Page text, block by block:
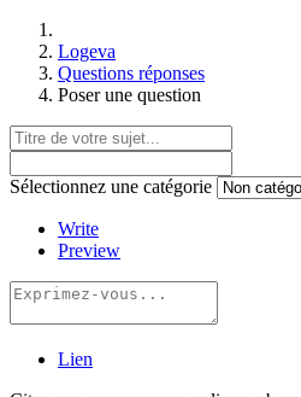
Logeva
Questions réponses
Poser une question
Sélectionnez une catégorie
Write
Preview
Lien